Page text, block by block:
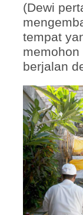
(Dewi
tempat
berjalan